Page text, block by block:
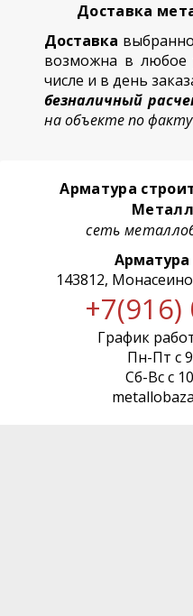
Доставка
Доставка
возможна в любое
числе и в день
безналичный
на объекте по
Арматура
сеть
143812,
+7(916)
График
Пн-Пт с
Сб-Вс с